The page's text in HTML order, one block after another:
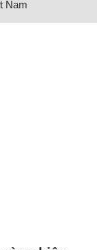
Nam